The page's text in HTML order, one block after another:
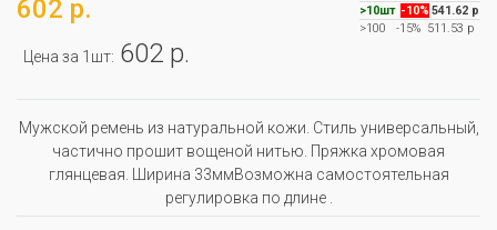
602 р.
Цена за 1шт: 602 р.
>10шт -10% 541.62 р
>100
-15% 511.53 р
Мужской ремень из натуральной кожи. Стиль универсальный,
частично прошит вощеной нитью. Пряжка хромовая
глянцевая. Ширина 33ммВозможна самостоятельная
регулировка по длине .